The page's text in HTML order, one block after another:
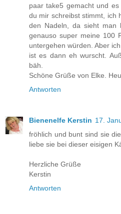
paar take5 gemacht und
du mir schreibst stimmt, ich
den Nadeln, da sieht man
genauso super meine 100
untergehen würden. Aber
ist es dann eh wurscht.
bäh.
Schöne Grüße von Elke.
Antworten
Bienenelfe Kerstin 17.
fröhlich und bunt sind sie
liebe sie bei dieser eisigen
Herzliche Grüße
Kerstin
Antworten